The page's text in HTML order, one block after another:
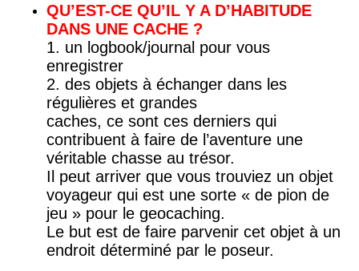
QU’EST-CE QU’IL Y A D’HABITUDE
DANS UNE CACHE ?
1. un logbook/journal pour vous
enregistrer
2. des objets à échanger dans les
régulières et grandes
caches, ce sont ces derniers qui
contribuent à faire de l’aventure une
véritable chasse au trésor.
Il peut arriver que vous trouviez un objet
voyageur qui est une sorte « de pion de
jeu » pour le geocaching.
Le but est de faire parvenir cet objet à un
endroit déterminé par le poseur.